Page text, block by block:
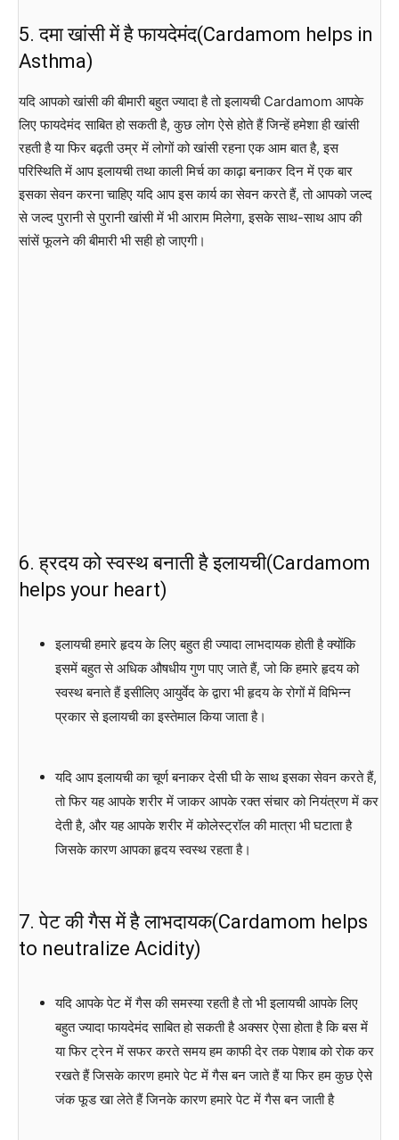
5. दमा खांसी में है फायदेमंद(Cardamom helps in
Asthma)
यदि आपको खांसी की बीमारी बहुत ज्यादा है तो इलायची Cardamom आपके
लिए फायदेमंद साबित हो सकती है, कुछ लोग ऐसे होते हैं जिन्हें हमेशा ही खांसी
रहती है या फिर बढ़ती उम्र में लोगों को खांसी रहना एक आम बात है, इस
परिस्थिति में आप इलायची तथा काली मिर्च का काढ़ा बनाकर दिन में एक बार
इसका सेवन करना चाहिए यदि आप इस कार्य का सेवन करते हैं, तो आपको जल्द
से जल्द पुरानी से पुरानी खांसी में भी आराम मिलेगा, इसके साथ-साथ आप की
सांसें फूलने की बीमारी भी सही हो जाएगी।
6. ह्रदय को स्वस्थ बनाती है इलायची(Cardamom
helps your heart)
इलायची हमारे हृदय के लिए बहुत ही ज्यादा लाभदायक होती है क्योंकि
इसमें बहुत से अधिक औषधीय गुण पाए जाते हैं, जो कि हमारे हृदय को
स्वस्थ बनाते हैं इसीलिए आयुर्वेद के द्वारा भी हृदय के रोगों में विभिन्न
प्रकार से इलायची का इस्तेमाल किया जाता है।
यदि आप इलायची का चूर्ण बनाकर देसी घी के साथ इसका सेवन करते हैं,
तो फिर यह आपके शरीर में जाकर आपके रक्त संचार को नियंत्रण में कर
देती है, और यह आपके शरीर में कोलेस्ट्रॉल की मात्रा भी घटाता है
जिसके कारण आपका हृदय स्वस्थ रहता है।
7. पेट की गैस में है लाभदायक(Cardamom helps
to neutralize Acidity)
यदि आपके पेट में गैस की समस्या रहती है तो भी इलायची आपके लिए
बहुत ज्यादा फायदेमंद साबित हो सकती है अक्सर ऐसा होता है कि बस में
या फिर ट्रेन में सफर करते समय हम काफी देर तक पेशाब को रोक कर
रखते हैं जिसके कारण हमारे पेट में गैस बन जाते हैं या फिर हम कुछ ऐसे
जंक फूड खा लेते हैं जिनके कारण हमारे पेट में गैस बन जाती है